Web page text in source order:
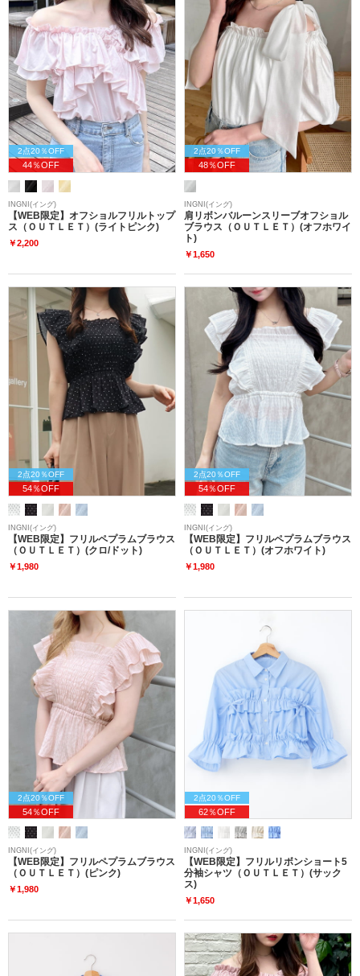
2点20％OFF
44％OFF
INGNI(イング)
【WEB限定】オフショルフリルトップ
ス（ＯＵＴＬＥＴ）(ライトピンク)
￥2,200
2点20％OFF
48％OFF
INGNI(イング)
肩リボンバルーンスリーブオフショル
ブラウス（ＯＵＴＬＥＴ）(オフホワイ
ト)
￥1,650
2点20％OFF
54％OFF
INGNI(イング)
【WEB限定】フリルペプラムブラウス
（ＯＵＴＬＥＴ）(クロ/ドット)
￥1,980
2点20％OFF
54％OFF
INGNI(イング)
【WEB限定】フリルペプラムブラウス
（ＯＵＴＬＥＴ）(オフホワイト)
￥1,980
2点20％OFF
54％OFF
INGNI(イング)
【WEB限定】フリルペプラムブラウス
（ＯＵＴＬＥＴ）(ピンク)
￥1,980
2点20％OFF
62％OFF
INGNI(イング)
【WEB限定】フリルリボンショート5
分袖シャツ（ＯＵＴＬＥＴ）(サック
ス)
￥1,650